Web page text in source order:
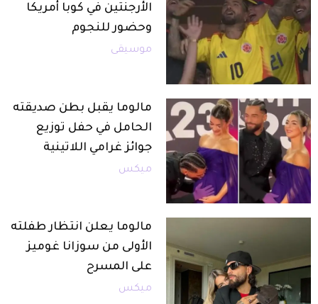
الأرجنتين في كوبا أمريكا
وحضور للنجوم
موسيقى
مالوما يقبل بطن صديقته
الحامل في حفل توزيع
جوائز غرامي اللاتينية
ميكس
مالوما يعلن انتظار طفلته
الأولى من سوزانا غوميز
على المسرح
ميكس